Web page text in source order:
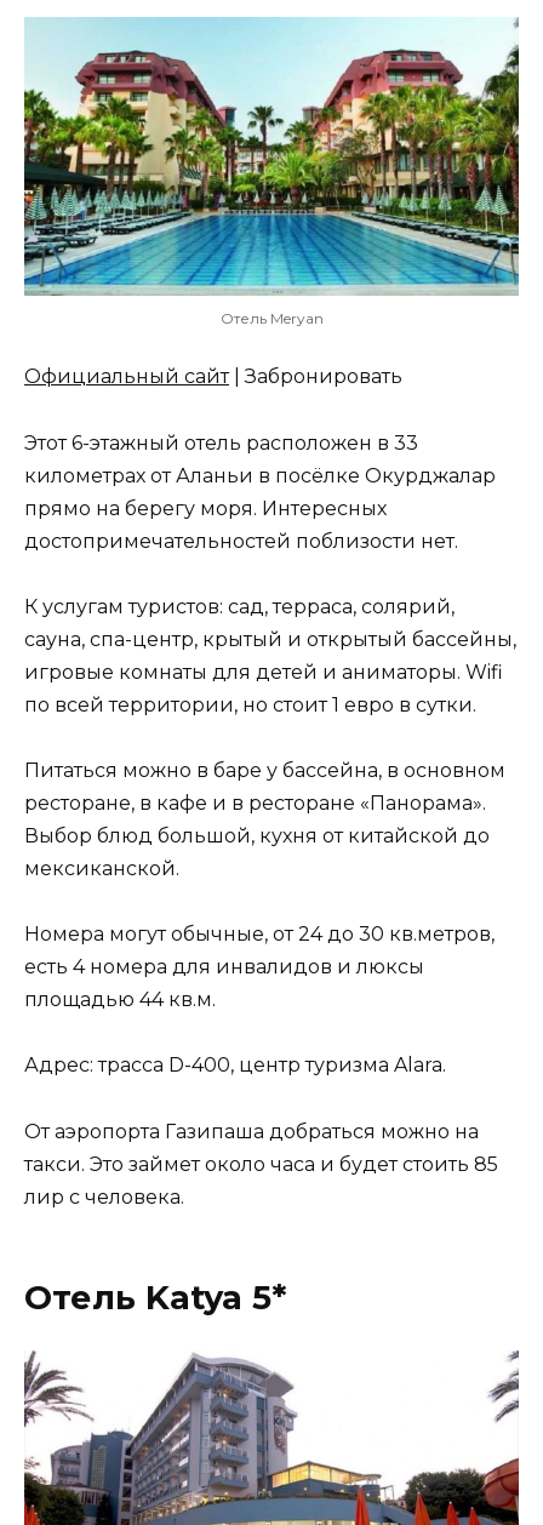
Отель Meryan
Официальный сайт| Забронировать
Этот 6-этажный отель расположен в 33
километрах от Аланьи в посёлке Окурджалар
прямо на берегу моря. Интересных
достопримечательностей поблизости нет.
К услугам туристов: сад, терраса, солярий,
сауна, спа-центр, крытый и открытый бассейны,
игровые комнаты для детей и аниматоры. Wifi
по всей территории, но стоит 1 евро в сутки.
Питаться можно в баре у бассейна, в основном
ресторане, в кафе и в ресторане «Панорама».
Выбор блюд большой, кухня от китайской до
мексиканской.
Номера могут обычные, от 24 до 30 кв.метров,
есть 4 номера для инвалидов и люксы
площадью 44 кв.м.
Адрес: трасса D-400, центр туризма Alara.
От аэропорта Газипаша добраться можно на
такси. Это займет около часа и будет стоить 85
лир с человека.
Отель Katya 5*